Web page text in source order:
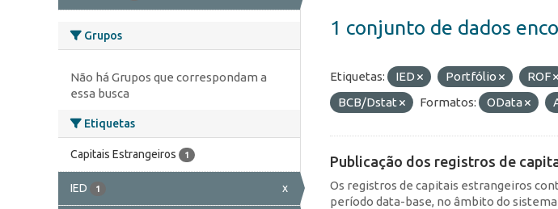
Grupos
Não há Grupos que correspondam a
essa busca
Etiquetas
Capitais Estrangeiros 1
IED 1 x
1 conjunto de dados
Etiquetas: IED Portfólio ROF
BCB/Dstat
Formatos: OData
Publicação dos registros de
Os registros de capitais estrangeiros
período data-base, no âmbito do